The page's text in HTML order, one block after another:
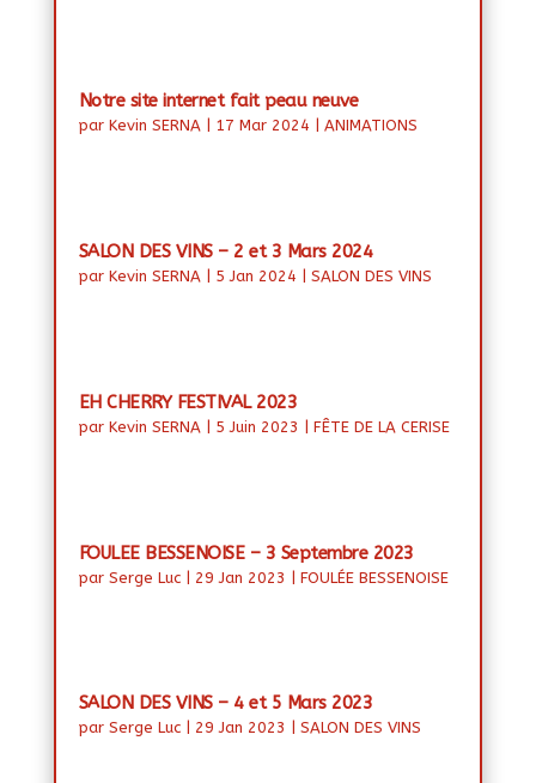
Notre site internet fait peau neuve
par Kevin SERNA| 17 Mar 2024 ANIMATIONS
SALON DES VINS – 2 et 3 Mars 2024
par Kevin SERNA| 5 Jan 2024 SALON DES VINS
EH CHERRY FESTIVAL 2023
par Kevin SERNA 5 Juin 2023 FÊTE DE LA CERISE
FOULEE BESSENOISE – 3 Septembre 2023
par Serge Luc| 29 Jan 2023 | FOULÉE BESSENOISE
SALON DES VINS – 4 et 5 Mars 2023
par Serge Luc| 29 Jan 2023 SALON DES VINS